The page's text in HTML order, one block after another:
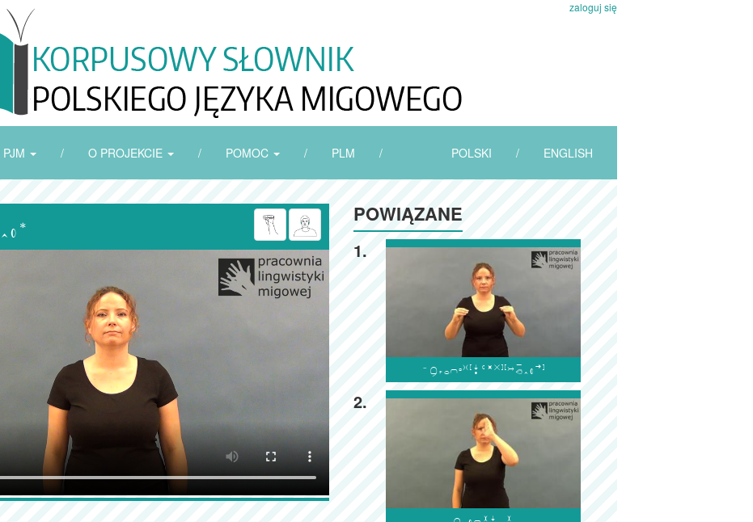
zaloguj się
/ O PROJEKCIE / POMOC / PLM / POLSKI / ENGLISH
POWIĄZANE
1.

2.